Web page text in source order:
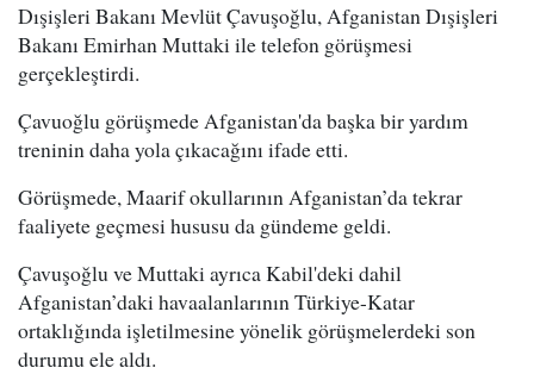
Dışişleri Bakanı Mevlüt Çavuşoğlu, Afganistan Dışişleri
Bakanı Emirhan Muttaki ile telefon görüşmesi
gerçekleştirdi.
Çavuoğlu görüşmede Afganistan'da başka bir yardım
treninin daha yola çıkacağını ifade etti.
Görüşmede, Maarif okullarının Afganistan’da tekrar
faaliyete geçmesi hususu da gündeme geldi.
Çavuşoğlu ve Muttaki ayrıca Kabil'deki dahil
Afganistan’daki havaalanlarının Türkiye-Katar
ortaklığında işletilmesine yönelik görüşmelerdeki son
durumu ele aldı.